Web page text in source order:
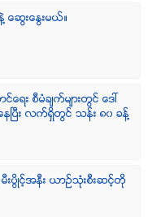
ဆြးေႏြးမယ္။
ရး စီမံခ်က္မ်ားတြင္ ေဒၚ
ပီး လက္ရွိတြင္ သန္း ၈၀ ခန္႔
ပြိဳင့္အနီး ယာဥ္သုံးစီးဆင့္တို